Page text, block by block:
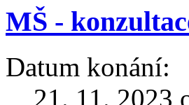
MŠ -
Datum konání:
21. 11. 2023